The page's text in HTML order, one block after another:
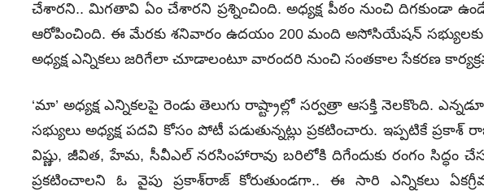
చేశారని.. మిగతావి ఏం చేశారని ప్రశ్నించింది. అధ్యక్ష పీఠం నుంచి దిగకుండా
ఆరోపించింది. ఈ మేరకు శనివారం ఉదయం 200 మంది అసోసియేషన్‌
అధ్యక్ష ఎన్నికలు జరిగేలా చూడాలంటూ వారందరి నుంచి సంతకాల సేకరణ
‘మా’ అధ్యక్ష ఎన్నికలపై రెండు తెలుగు రాష్ట్రాల్లో సర్వత్రా ఆసక్తి నెలకొంది.
సభ్యులు అధ్యక్ష పదవి కోసం పోటీ పడుతున్నట్లు ప్రకటించారు. ఇప్పటికే
విష్ణు, జీవిత, హేమ, సీవీఎల్‌ నరసింహారావు బరిలోకి దిగేందుకు రంగం సిద్ధం
ప్రకటించాలని ఓ వైపు ప్రకాశ్‌రాజ్‌ కోరుతుండగా.. ఈ సారి ఎన్నికలు ఏకగ్రీవం